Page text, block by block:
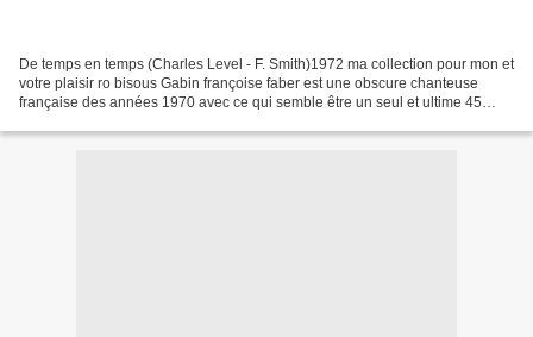
De temps en temps (Charles Level - F. Smith)1972 ma collection pour mon et
votre plaisir ro bisous Gabin françoise faber est une obscure chanteuse
française des années 1970 avec ce qui semble être un seul et ultime 45